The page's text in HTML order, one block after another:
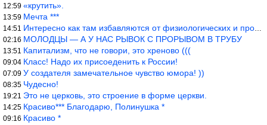
12:59 «крутить».
13:59 Мечта ***
14:51 Интересно как там избавляются от физиологических и прочих отходо
02:16 МОЛОДЦЫ — А У НАС РЫВОК С ПРОРЫВОМ В ТРУБУ
13:51 Капитализм, что не говори, это хреново (((
09:04 Класс! Надо их присоеденить к России!
07:09 У создателя замечательное чувство юмора! ))
08:35 Чудесно!
19:21 Это не церковь, это строение в форме церкви.
14:25 Красиво*** Благодарю, Полинушка *
09:16 Красиво *